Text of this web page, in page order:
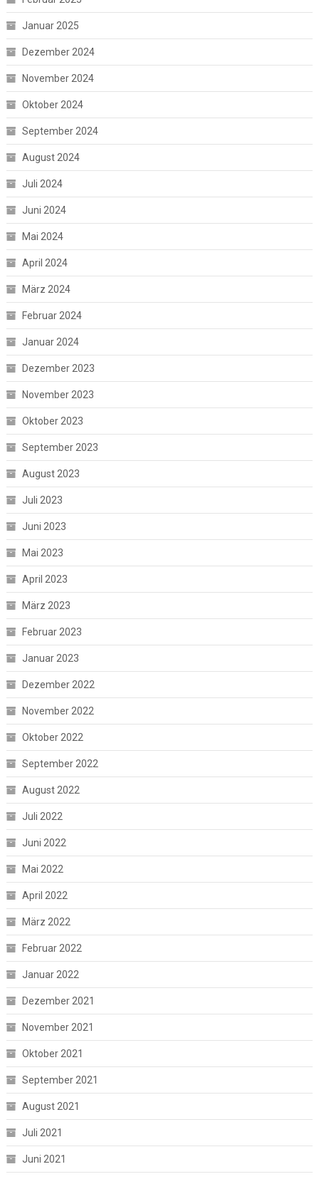
Januar 2025
Dezember 2024
November 2024
Oktober 2024
September 2024
August 2024
Juli 2024
Juni 2024
Mai 2024
April 2024
März 2024
Februar 2024
Januar 2024
Dezember 2023
November 2023
Oktober 2023
September 2023
August 2023
Juli 2023
Juni 2023
Mai 2023
April 2023
März 2023
Februar 2023
Januar 2023
Dezember 2022
November 2022
Oktober 2022
September 2022
August 2022
Juli 2022
Juni 2022
Mai 2022
April 2022
März 2022
Februar 2022
Januar 2022
Dezember 2021
November 2021
Oktober 2021
September 2021
August 2021
Juli 2021
Juni 2021